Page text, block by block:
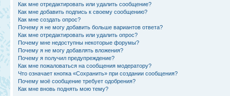
Как мне отредактировать или удалить сообщение?
Как мне добавить подпись к своему сообщению?
Как мне создать опрос?
Почему я не могу добавить больше вариантов ответа?
Как мне отредактировать или удалить опрос?
Почему мне недоступны некоторые форумы?
Почему я не могу добавлять вложения?
Почему я получил предупреждение?
Как мне пожаловаться на сообщения модератору?
Что означает кнопка «Сохранить» при создании сообщения?
Почему моё сообщение требует одобрения?
Как мне вновь поднять мою тему?